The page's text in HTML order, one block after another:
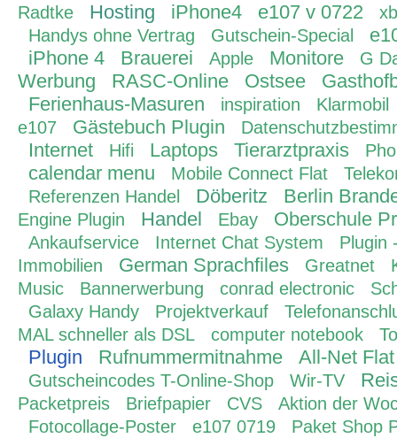
Radtke
Hosting iPhone4 e107 v 0722
Handys ohne Vertrag
Gutschein-Special
iPhone 4
Brauerei Apple Monitore G
Werbung RASC-Online Ostsee
Ferienhaus-Masuren
inspiration
Klarmobil
e107
Gästebuch Plugin
Internet Hifi Laptops Tierarztpraxis
calendar menu Mobile Connect Flat
Referenzen Handel
Döberitz Berlin
Engine Plugin Handel Ebay Oberschule
Ankaufservice Internet Chat System
Plugin
Immobilien
German Sprachfiles Greatnet
Music
Bannerwerbung conrad electronic
Galaxy Handy
Projektverkauf
MAL schneller als DSL
computer notebook
Plugin Rufnummermitnahme All-Net Flat
Gutscheincodes T-Online-Shop Wir-TV
Packetpreis Briefpapier CVS
Aktion der
Fotocollage-Poster
e107 0719
Paket Shop